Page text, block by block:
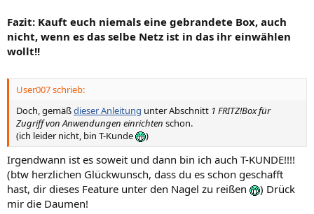
Fazit: Kauft euch niemals eine gebrandete Box, auch
nicht, wenn es das selbe Netz ist in das ihr einwählen
wollt!!
User007 schrieb:
Doch, gemäßdieser Anleitung unter Abschnitt 1 FRITZ!Box für
Zugriff von Anwendungen einrichten schon.
(ich leider nicht, bin T-Kunde
)
Irgendwann ist es soweit und dann bin ich auch T-KUNDE!!!!
(btw herzlichen Glückwunsch, dass du es schon geschafft
hast, dir dieses Feature unter den Nagel zu reißen
) Drück
mir die Daumen!